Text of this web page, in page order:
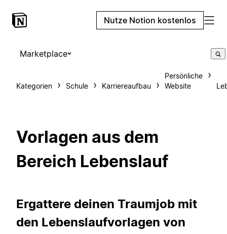
Nutze Notion kostenlos
Marketplace
Kategorien Schule Karriereaufbau
Persönliche
Website
Vorlagen aus dem
Bereich Lebenslauf
Ergattere deinen Traumjob mit
den Lebenslaufvorlagen von